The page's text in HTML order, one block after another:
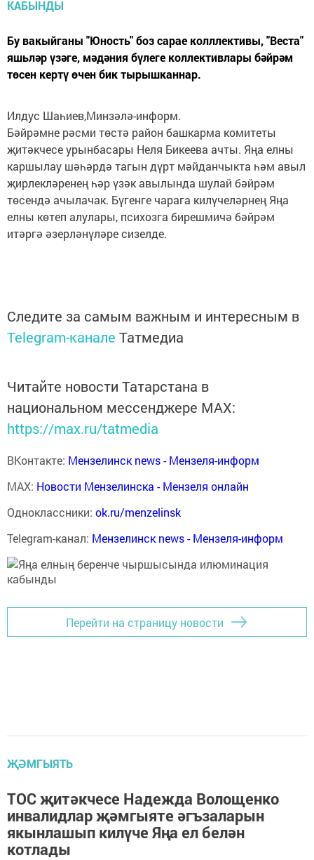
Бу вакыйганы "Юность" боз сарае колллективы, "Веста"
яшьләр үзәге, мәдәния бүлеге коллективлары бәйрәм
төсен кертү өчен бик тырышканнар.
Илдус Шаһиев,Минзәлә-информ.
Бәйрәмне рәсми төстә район башкарма комитеты
җитәкчесе урынбасары Неля Бикеева ачты. Яңа елны
каршылау шәһәрдә тагын дүрт мәйданчыкта һәм авыл
җирлекләренең һәр үзәк авылында шулай бәйрәм
төсендә ачылачак. Бүгенге чарага килүчеләрнең Яңа
елны көтеп алулары, психозга бирешмичә бәйрәм
итәргә әзерләнүләре сизелде.
Следите за самым важным и интересным в
Telegram-канале Татмедиа
Читайте новости Татарстана в
национальном мессенджере MАХ:
https://max.ru/tatmedia
ВКонтакте: Мензелинск news - Мензеля-информ
MAX: Новости Мензелинска - Мензеля онлайн
Одноклассники: ok.ru/menzelinsk
Telegram-канал: Мензелинск news - Мензеля-информ
Перейти на страницу новости
ҖӘМГЫЯТЬ
ТОС җитәкчесе Надежда Волощенко
инвалидлар җәмгыяте әгъзаларын
якынлашып килүче Яңа ел белән
котлады